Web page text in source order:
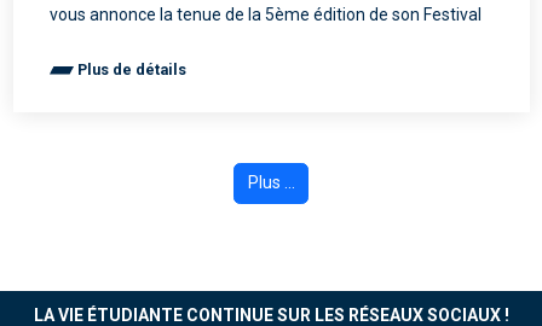
vous annonce la tenue de la 5ème édition de son Festival
Plus de détails
Plus ...
LA VIE ÉTUDIANTE CONTINUE SUR LES RÉSEAUX SOCIAUX !